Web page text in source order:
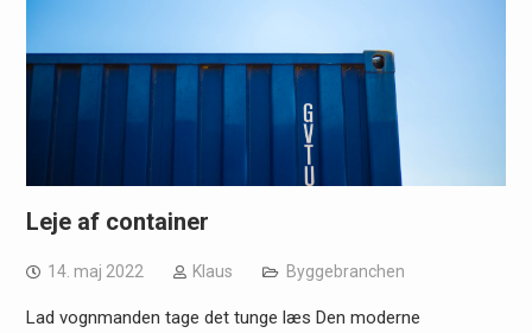
Leje af container
14. maj 2022 Klaus Byggebranchen
Lad vognmanden tage det tunge læs Den moderne